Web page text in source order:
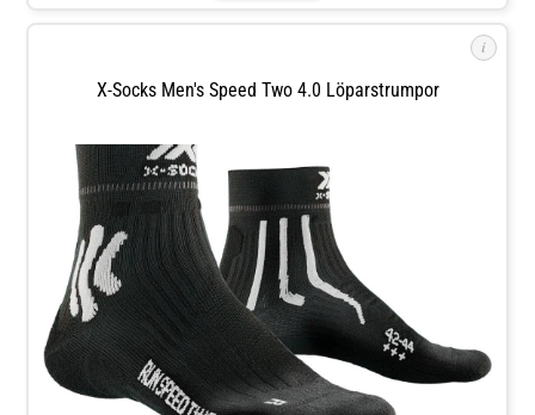
i
X-Socks Men's Speed Two 4.0 Löparstrumpor